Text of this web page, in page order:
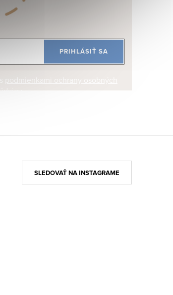
údajov
PRIHLÁSIŤ SA
SLEDOVAŤ NA INSTAGRAME